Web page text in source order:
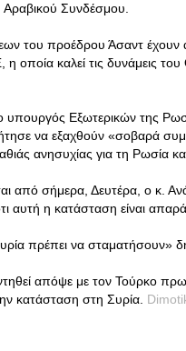
Συνδέσμου.
του προέδρου Άσαντ έχουν
η οποία καλεί τις δυνάμεις
ο υπουργός Εξωτερικών της
να εξαχθούν «σοβαρά
ανησυχίας για τη Ρωσία
από σήμερα, Δευτέρα, ο κ.
αυτή η κατάσταση είναι
πρέπει να σταματήσουν»
απόψε με τον Τούρκο
κατάσταση στη Συρία.